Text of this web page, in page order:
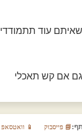
שאיתם עוד תתמודדי
גם אם קש תאכלי
📘 פייסבוק 📱 וואטסאפ